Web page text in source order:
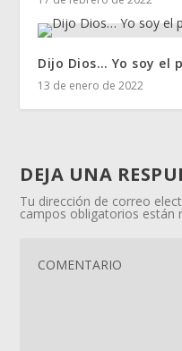
Dijo Dios… Yo soy el
13 de enero de 2022
DEJA UNA
Tu dirección de correo
campos obligatorios